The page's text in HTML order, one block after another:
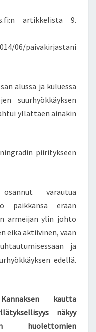
artikkelista 9.
06/paivakirjastani
alussa ja kuluessa
suurhyökkäyksen
yllättäen ainakin
piiritykseen
varautua
paikkansa erään
armeijan ylin johto
eikä aktiivinen, vaan
ja
edellä.
kautta
näkyy
huolettomien